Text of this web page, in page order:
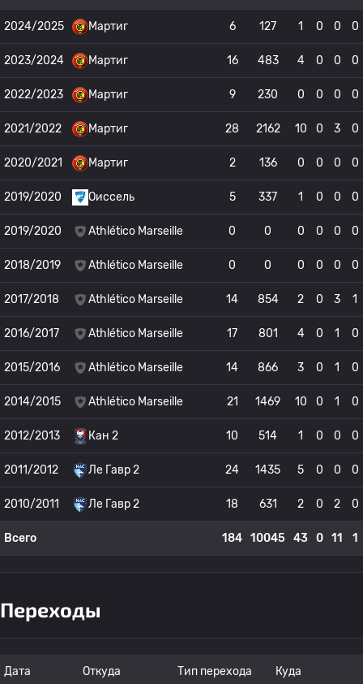
2024/2025 Мартиг 6 127 1 0 0 0
2023/2024 Мартиг 16 483 4 0 0 0
2022/2023 Мартиг 9 230 0 0 0 0
2021/2022 Мартиг 28 2162 10 0 3 0
2020/2021 Мартиг 2 136 0 0 0 0
2019/2020 Оиссель 5 337 1 0 0 0
2019/2020 Athlético Marseille 0 0 0 0 0 0
2018/2019 Athlético Marseille 0 0 0 0 0 0
2017/2018 Athlético Marseille 14 854 2 0 3 1
2016/2017 Athlético Marseille 17 801 4 0 1 0
2015/2016 Athlético Marseille 14 866 3 0 1 0
2014/2015 Athlético Marseille 21 1469 10 0 1 0
2012/2013 Кан 2 10 514 1 0 0 0
2011/2012 Ле Гавр 2 24 1435 5 0 0 0
2010/2011 Ле Гавр 2 18 631 2 0 2 0
Всего 184 10045 43 0 11 1
Переходы
Дата Откуда Тип перехода Куда